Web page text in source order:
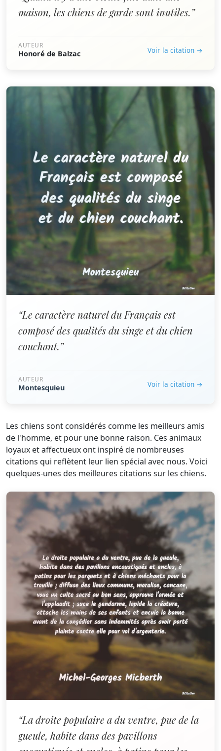
maison, les chiens de garde sont inutiles.”
AUTEUR
Honoré de Balzac Voir la citation →
“Le caractère naturel du Français est
composé des qualités du singe et du chien
couchant.”
AUTEUR
Montesquieu Voir la citation →
Les chiens sont considérés comme les meilleurs amis
de l'homme, et pour une bonne raison. Ces animaux
loyaux et affectueux ont inspiré de nombreuses
citations qui reflètent leur lien spécial avec nous. Voici
quelques-unes des meilleures citations sur les chiens.
“La droite populaire a du ventre, pue de la
gueule, habite dans des pavillons